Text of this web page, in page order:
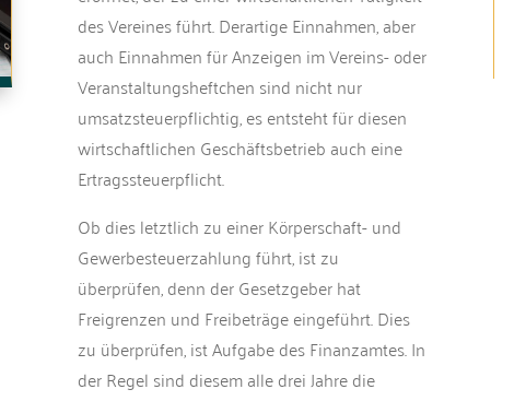
des Vereines führt. Derartige Einnahmen, aber
auch Einnahmen für Anzeigen im Vereins- oder
Veranstaltungsheftchen sind nicht nur
umsatzsteuerpflichtig, es entsteht für diesen
wirtschaftlichen Geschäftsbetrieb auch eine
Ertragssteuerpflicht.
Ob dies letztlich zu einer Körperschaft- und
Gewerbesteuerzahlung führt, ist zu
überprüfen, denn der Gesetzgeber hat
Freigrenzen und Freibeträge eingeführt. Dies
zu überprüfen, ist Aufgabe des Finanzamtes. In
der Regel sind diesem alle drei Jahre die